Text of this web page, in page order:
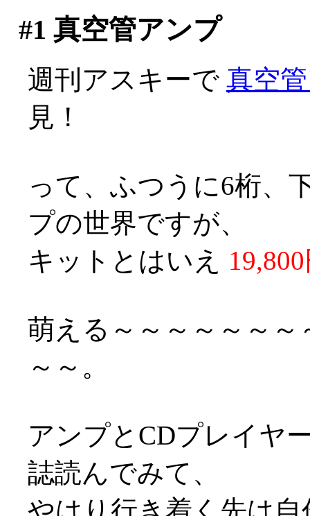
#1 真空管アンプ
週刊アスキーで 真空
見！
って、ふつうに6桁、
プの世界ですが、
キットとはいえ
萌える～～～～～～
～～。
アンプとCDプレイヤ
誌読んでみて、